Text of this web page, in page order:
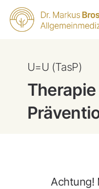
U=U (TasP)
Achtung!